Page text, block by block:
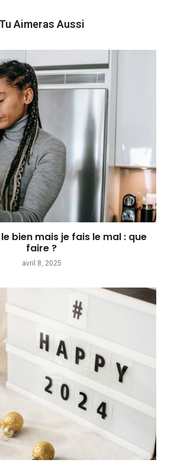
Tu Aimeras Aussi
bien mais je fais le mal : que
faire ?
avril 8, 2025